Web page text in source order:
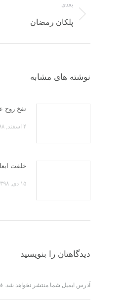
مطلب
بعدی
نوشته
پلکان رمضان
نوشته های مشابه
نفخ
۴ اسفند, ۱۳۹۸
خلقت
۱۵ دی, ۱۳۹۸
دیدگاهتان را بنویسید
آدرس ایمیل شما منتشر نخواهد